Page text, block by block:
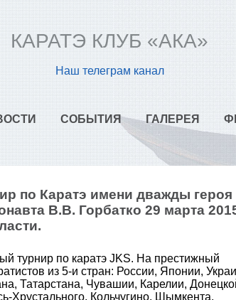
КАРАТЭ КЛУБ «АКА»
Наш телеграм канал
СОБЫТИЯ ГАЛЕРЕЯ
по Каратэ имени дважды героя
В.В. Горбатко 29 марта
турнир по каратэ JKS. На престижный
из 5-и стран: России, Японии,
Татарстана, Чувашии, Карелии,
Хрустального, Кольчугино, Шымкента,